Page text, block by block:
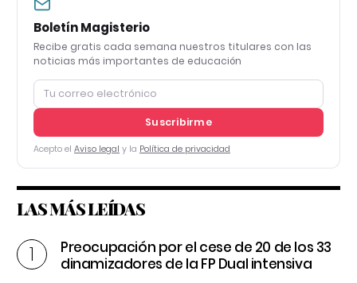
Boletín Magisterio
Recibe gratis cada semana nuestros titulares con las
noticias más importantes de educación
Suscribirme
Acepto el Aviso legal y la Política de privacidad
LAS MÁS LEÍDAS
Preocupación por el cese de 20 de los 33
dinamizadores de la FP Dual intensiva